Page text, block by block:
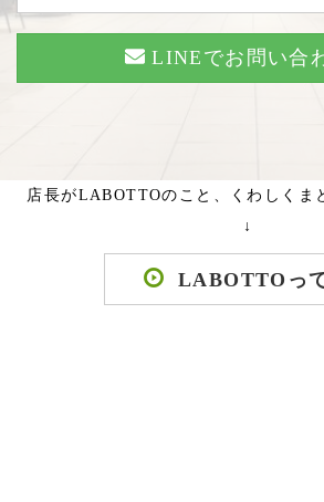
LINEでお問い合
店長がLABOTTOのこと、くわしくま
↓
LABOTTOっ